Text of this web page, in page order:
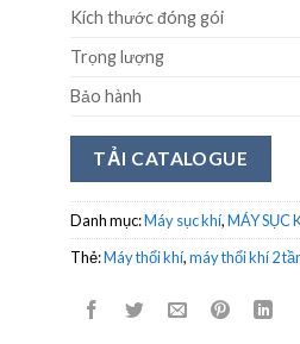
Kích thước đóng gói
Trọng lượng
Bảo hành
TẢI CATALOGUE
Danh mục:Máy sục khí,MÁY SỤC
Thẻ:Máy thổi khí,máy thổi khí 2